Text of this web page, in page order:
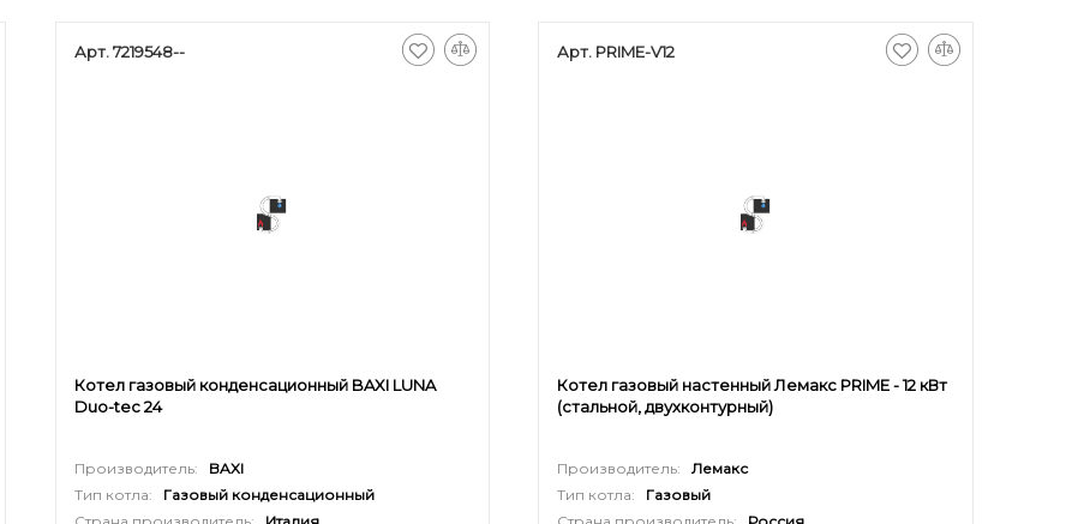
Арт. 7219548--
Котел газовый конденсационный BAXI LUNA
Duo-tec 24
Производитель:
BAXI
Тип котла:
Газовый конденсационный
Арт. PRIME-V12
Котел газовый настенный Лемакс PRIME - 12 кВт
(стальной, двухконтурный)
Производитель:
Лемакс
Тип котла:
Газовый